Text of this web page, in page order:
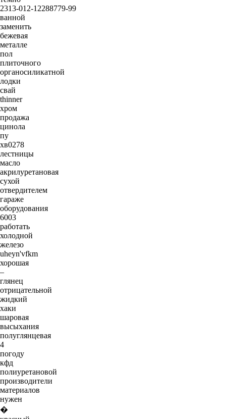
2313-012-12288779-99
ванной
заменить
бежевая
металле
пол
плиточного
органосиликатной
лодки
свай
thinner
хром
продажа
цинола
пу
хв0278
лестницы
масло
акрилуретановая
сухой
отвердителем
гараже
оборудования
6003
работать
холодной
железо
uheyn'vfkm
хорошая
–
глянец
отрицательной
жидкий
хаки
шаровая
высыхания
полуглянцевая
4
погоду
кфд
полиуретановой
производители
материалов
нужен
�